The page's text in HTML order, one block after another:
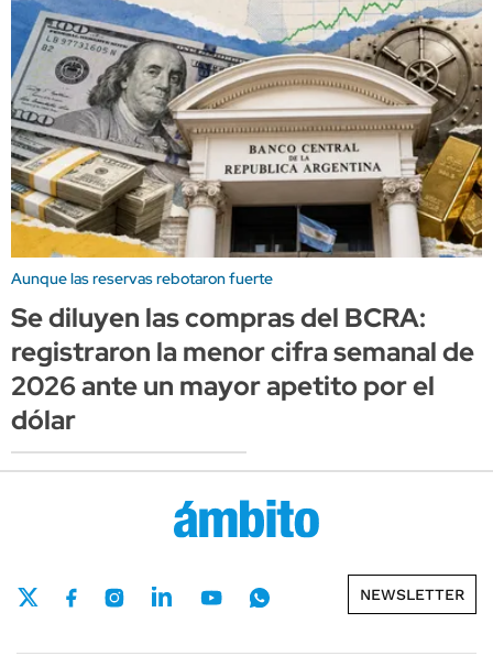
Aunque las reservas rebotaron fuerte
Se diluyen las compras del BCRA:
registraron la menor cifra semanal de
2026 ante un mayor apetito por el
dólar
NEWSLETTER